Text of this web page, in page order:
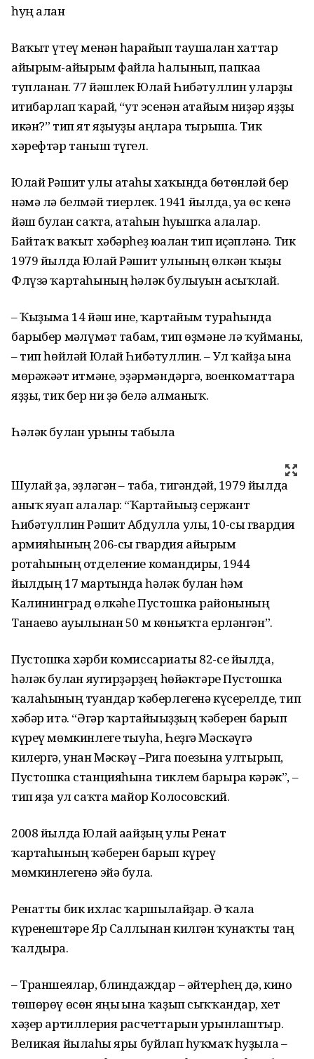
һуң алған
Ваҡыт үтеү менән һарғайып таушалған хаттар
айырым-айырым файлға һалынып, папкаға
тупланған. 77 йәшлек Юлай Һибәтуллин уларҙы
иғтибарлап ҡарай, “ут эсенән атайым ниҙәр яҙҙы
икән?” тип ят яҙыуҙы аңларға тырыша. Тик
хәрефтәр таныш түгел.
Юлай Рәшит улы атаһы хаҡында бөтөнләй бер
нәмә лә белмәй тиерлек. 1941 йылда, уға өс кенә
йәш булған саҡта, атаһын һуғышҡа алалар.
Байтаҡ ваҡыт хәбәрһеҙ юғалған тип иҫәпләнә. Тик
1979 йылда Юлай Рәшит улының өлкән ҡыҙы
Флүзә ҡартаһының һәләк булыуын асыҡлай.
– Ҡыҙыма 14 йәш ине, ҡартайым тураһында
барыбер мәғлүмәт табам, тип өҙмәне лә ҡуйманы,
– тип һөйләй Юлай Һибәтуллин. – Ул ҡайҙа ғына
мөрәжәғәт итмәне, эҙәрмәндәргә, военкоматтарға
яҙҙы, тик бер ни ҙә белә алманыҡ.
Һәләк булған урыны табыла
Шулай ҙа, эҙләгән – таба, тигәндәй, 1979 йылда
аныҡ яуап алалар: “Ҡартайығыҙ сержант
Һибәтуллин Рәшит Абдулла улы, 10-сы гвардия
армияһының 206-сы гвардия айырым
ротаһының отделение командиры, 1944
йылдың 17 мартында һәләк булған һәм
Калининград өлкәһе Пустошка районының
Танаево ауылынан 50 м көньяҡта ерләнгән”.
Пустошка хәрби комиссариаты 82-се йылда,
һәләк булған яугирҙәрҙең һөйәктәре Пустошка
ҡалаһының туғандар ҡәберлегенә күсерелде, тип
хәбәр итә. “Әгәр ҡартайығыҙҙың ҡәберен барып
күреү мөмкинлеге тыуһа, Һеҙгә Мәскәүгә
килергә, унан Мәскәү –Рига поезына ултырып,
Пустошка станцияһына тиклем барырға кәрәк”, –
тип яҙа ул саҡта майор Колосовский.
2008 йылда Юлай ағайҙың улы Ренат
ҡартаһының ҡәберен барып күреү
мөмкинлегенә эйә була.
Ренатты бик ихлас ҡаршылайҙар. Ә ҡала
күренештәре Яр Саллынан килгән ҡунаҡты таң
ҡалдыра.
– Траншеялар, блиндаждар – әйтерһең дә, кино
төшөрөү өсөн яңы ғына ҡаҙып сыҡҡандар, хет
хәҙер артиллерия расчеттарын урынлаштыр.
Великая йылғаһы яры буйлап һуҡмаҡ һуҙыла –